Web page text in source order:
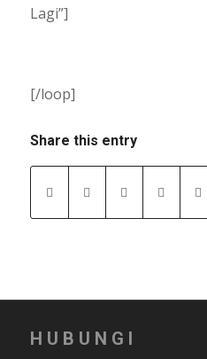
Lagi”]
[/loop]
Share this entry
HUBUNGI